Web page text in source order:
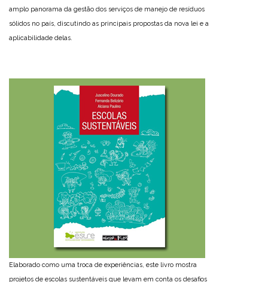
amplo panorama da gestão dos serviços de manejo de resíduos
sólidos no país, discutindo as principais propostas da nova lei e a
aplicabilidade delas.
Elaborado como uma troca de experiências, este livro mostra
projetos de escolas sustentáveis que levam em conta os desafios